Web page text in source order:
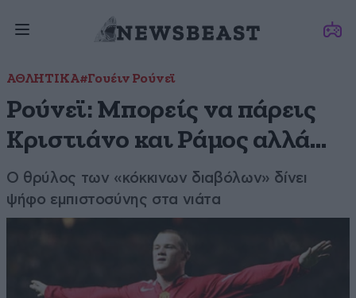
ΑΘΛΗΤΙΚΑ#Γουέιν Ρούνεϊ
Ρούνεϊ: Μπορείς να πάρεις
Κριστιάνο και Ράμος αλλά…
Ο θρύλος των «κόκκινων διαβόλων» δίνει
ψήφο εμπιστοσύνης στα νιάτα